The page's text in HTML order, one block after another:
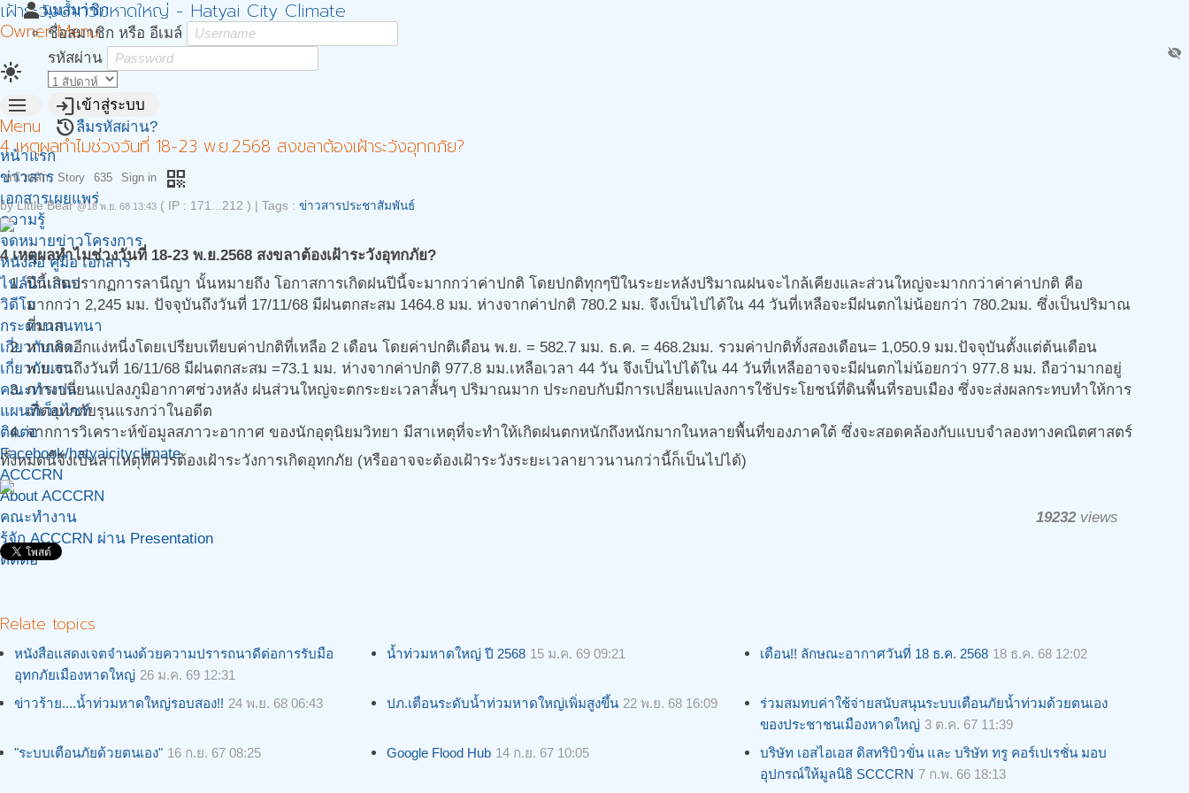
เฝ้าระวังน้ำท่วมหาดใหญ่ - Hatyai City Climate
Owner Menu
light_mode
personมุมสมาชิก
ชื่อสมาชิก หรือ อีเมล์
รหัสผ่าน
visibility_off
loginเข้าสู่ระบบ
restoreลืมรหัสผ่าน?
menu
Menu
หน้าแรก
ข่าวสาร
เอกสารเผยแพร่
ความรู้
จดหมายข่าวโครงการ
หนังสือ คู่มือ เอกสาร
ไฟล์นำเสนอ
วิดีโอ
กระดานสนทนา
เกี่ยวกับเรา.
เกี่ยวกับเรา
คณะทำงาน
แผนที่เว็บไซท์
ติดต่อ
Facebook/hatyaicityclimate
ACCCRN
About ACCCRN
คณะทำงาน
รู้จัก ACCCRN ผ่าน Presentation
ติดต่อ
4 เหตุผลทำไมช่วงวันที่ 18-23 พ.ย.2568 สงขลาต้องเฝ้าระวังอุทกภัย?
หน้าหลัก Story 635 Sign in qr_code
byLittle Bear @18 พ.ย. 68 13:43 ( IP : 171...212 ) Tags : ข่าวสารประชาสัมพันธ์
4 เหตุผลทำไมช่วงวันที่ 18-23 พ.ย.2568 สงขลาต้องเฝ้าระวังอุทกภัย?
ปีนี้เกิดปรากฏการลานีญา นั้นหมายถึง โอกาสการเกิดฝนปีนี้จะมากกว่าค่าปกติ โดยปกติทุกๆปีในระยะหลังปริมาณฝนจะไกล้เคียงและส่วนใหญ่จะมากกว่าค่าค่าปกติ คือ
มากกว่า 2,245 มม. ปัจจุบันถึงวันที่ 17/11/68 มีฝนตกสะสม 1464.8 มม. ห่างจากค่าปกติ 780.2 มม. จึงเป็นไปได้ใน 44 วันที่เหลือจะมีฝนตกไม่น้อยกว่า 780.2มม. ซึ่งเป็นปริมาณ
ที่มาก
หากคิดอีกแง่หนี่งโดยเปรียบเทียบค่าปกติที่เหลือ 2 เดือน โดยค่าปกติเดือน พ.ย. = 582.7 มม. ธ.ค. = 468.2มม. รวมค่าปกติทั้งสองเดือน= 1,050.9 มม.ปัจจุบันตั้งแต่ต้นเดือน
พ.ย.จนถึงวันที่ 16/11/68 มีฝนตกสะสม =73.1 มม. ห่างจากค่าปกติ 977.8 มม.เหลือเวลา 44 วัน จึงเป็นไปได้ใน 44 วันที่เหลืออาจจะมีฝนตกไม่น้อยกว่า 977.8 มม. ถือว่ามากอยู่
การเปลี่ยนแปลงภูมิอากาศช่วงหลัง ฝนส่วนใหญ่จะตกระยะเวลาสั้นๆ ปริมาณมาก ประกอบกับมีการเปลี่ยนแปลงการใช้ประโยชน์ที่ดินพื้นที่รอบเมือง ซึ่งจะส่งผลกระทบทำให้การ
เกิดอุทกภัยรุนแรงกว่าในอดีต
จากการวิเคราะห์ข้อมูลสภาวะอากาศ ของนักอุตุนิยมวิทยา มีสาเหตุที่จะทำให้เกิดฝนตกหนักถึงหนักมากในหลายพื้นที่ของภาคใต้ ซึ่งจะสอดคล้องกับแบบจำลองทางคณิตศาสตร์
ทั้งหมดนี้จึงเป็นสาเหตุที่ควรต้องเฝ้าระวังการเกิดอุทกภัย (หรืออาจจะต้องเฝ้าระวังระยะเวลายาวนานกว่านี้ก็เป็นไปได้)
19232views
Relate topics
หนังสือแสดงเจตจำนงด้วยความปรารถนาดีต่อการรับมือ
อุทกภัยเมืองหาดใหญ่ 26 ม.ค. 69 12:31
น้ำท่วมหาดใหญ่ ปี 2568 15 ม.ค. 69 09:21 เตือน!! ลักษณะอากาศวันที่ 18 ธ.ค. 2568 18 ธ.ค. 68 12:02
ข่าวร้าย....น้ำท่วมหาดใหญ่รอบสอง!! 24 พ.ย. 68 06:43 ปภ.เตือนระดับน้ำท่วมหาดใหญ่เพิ่มสูงขึ้น 22 พ.ย. 68 16:09
ร่วมสมทบค่าใช้จ่ายสนับสนุนระบบเตือนภัยน้ำท่วมด้วยตนเอง
ของประชาชนเมืองหาดใหญ่ 3 ต.ค. 67 11:39
"ระบบเตือนภัยด้วยตนเอง" 16 ก.ย. 67 08:25 Google Flood Hub 14 ก.ย. 67 10:05
บริษัท เอสไอเอส ดิสทริบิวขั่น และ บริษัท ทรู คอร์เปเรชั่น มอบ
อุปกรณ์ให้มูลนิธิ SCCCRN 7 ก.พ. 66 18:13